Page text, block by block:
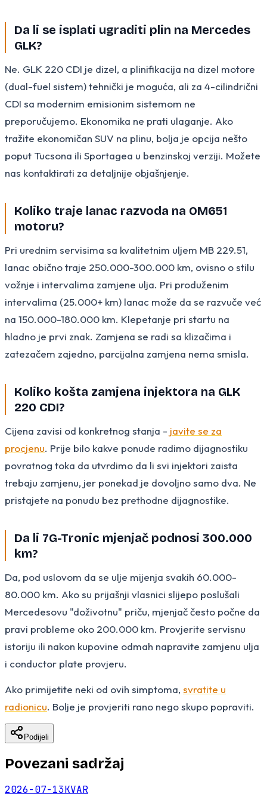
Da li se isplati ugraditi plin na Mercedes
GLK?
Ne. GLK 220 CDI je dizel, a plinifikacija na dizel motore
(dual-fuel sistem) tehnički je moguća, ali za 4-cilindrični
CDI sa modernim emisionim sistemom ne
preporučujemo. Ekonomika ne prati ulaganje. Ako
tražite ekonomičan SUV na plinu, bolja je opcija nešto
poput Tucsona ili Sportagea u benzinskoj verziji. Možete
nas kontaktirati za detaljnije objašnjenje.
Koliko traje lanac razvoda na OM651
motoru?
Pri urednim servisima sa kvalitetnim uljem MB 229.51,
lanac obično traje 250.000-300.000 km, ovisno o stilu
vožnje i intervalima zamjene ulja. Pri produženim
intervalima (25.000+ km) lanac može da se razvuče već
na 150.000-180.000 km. Klepetanje pri startu na
hladno je prvi znak. Zamjena se radi sa klizačima i
zatezačem zajedno, parcijalna zamjena nema smisla.
Koliko košta zamjena injektora na GLK
220 CDI?
Cijena zavisi od konkretnog stanja - javite se za
procjenu. Prije bilo kakve ponude radimo dijagnostiku
povratnog toka da utvrdimo da li svi injektori zaista
trebaju zamjenu, jer ponekad je dovoljno samo dva. Ne
pristajete na ponudu bez prethodne dijagnostike.
Da li 7G-Tronic mjenjač podnosi 300.000
km?
Da, pod uslovom da se ulje mijenja svakih 60.000-
80.000 km. Ako su prijašnji vlasnici slijepo poslušali
Mercedesovu "doživotnu" priču, mjenjač često počne da
pravi probleme oko 200.000 km. Provjerite servisnu
istoriju ili nakon kupovine odmah napravite zamjenu ulja
i conductor plate provjeru.
Ako primijetite neki od ovih simptoma, svratite u
radionicu. Bolje je provjeriti rano nego skupo popraviti.
Podijeli
Povezani sadržaj
2026-07-13KVAR